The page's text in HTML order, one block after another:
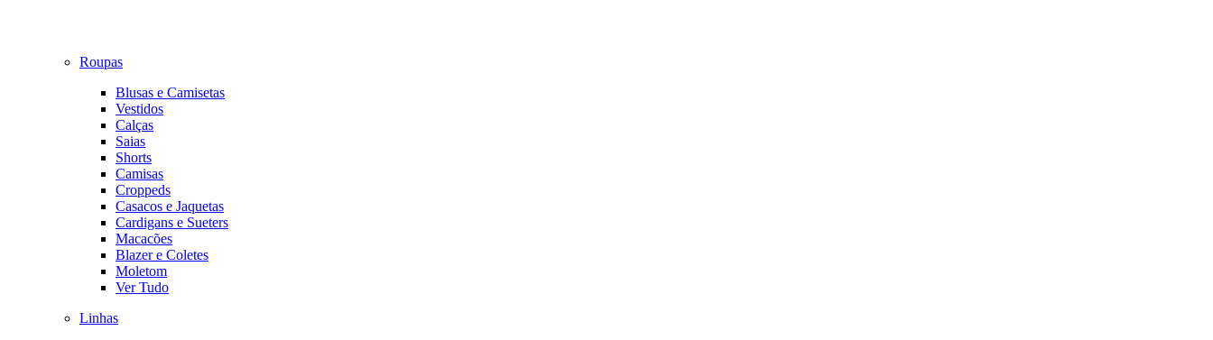
Roupas
Blusas e Camisetas
Vestidos
Calças
Saias
Shorts
Camisas
Croppeds
Casacos e Jaquetas
Cardigans e Sueters
Macacões
Blazer e Coletes
Moletom
Ver Tudo
Linhas